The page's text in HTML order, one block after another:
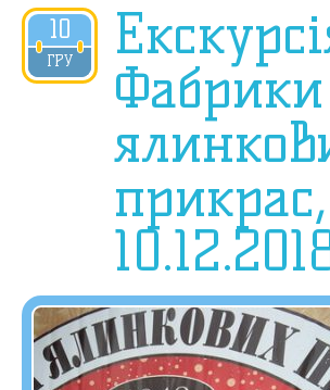
10
ГРУ
2018
Фабрики
прикрас,